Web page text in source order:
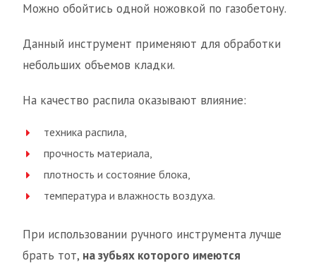
Можно обойтись одной ножовкой по газобетону.
Данный инструмент применяют для обработки
небольших объемов кладки.
На качество распила оказывают влияние:
техника распила,
прочность материала,
плотность и состояние блока,
температура и влажность воздуха.
При использовании ручного инструмента лучше
брать тот, на зубьях которого имеются